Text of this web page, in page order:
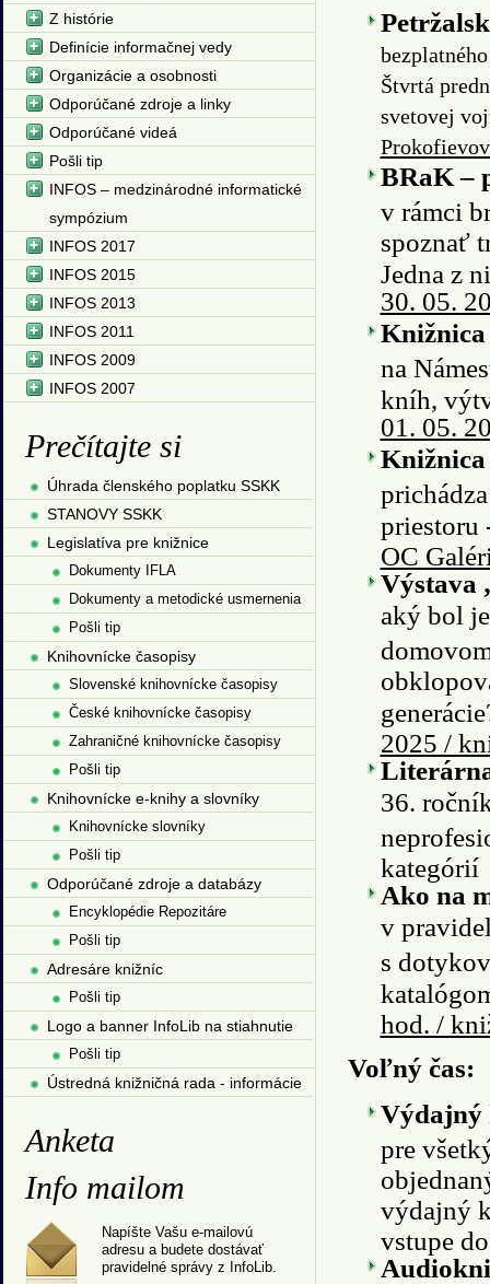
Štvrtá
svetovej
BRaK –
v rámci
spoznať
Jedna z
30. 05.
na
kníh,
01. 05.
OC
Výstava
aký bol
2025 /
36.
kategórií
Ako na
v
s
hod. /
Voľný čas:
Výdajný
pre
výdajný
vstupe
Z histórie
Definície informačnej vedy
Organizácie a osobnosti
Odporúčané zdroje a linky
Odporúčané videá
Pošli tip
INFOS – medzinárodné informatické
sympózium
INFOS 2017
INFOS 2015
INFOS 2013
INFOS 2011
INFOS 2009
INFOS 2007
Prečítajte si
Úhrada členského poplatku SSKK
STANOVY SSKK
Legislatíva pre knižnice
Dokumenty IFLA
Dokumenty a metodické usmernenia
Pošli tip
Knihovnícke časopisy
Slovenské knihovnícke časopisy
České knihovnícke časopisy
Zahraničné knihovnícke časopisy
Pošli tip
Knihovnícke e-knihy a slovníky
Knihovnícke slovníky
Pošli tip
Odporúčané zdroje a databázy
Encyklopédie Repozitáre
Pošli tip
Adresáre knižníc
Pošli tip
Logo a banner InfoLib na stiahnutie
Pošli tip
Ústredná knižničná rada - informácie
Anketa
Info mailom
Napíšte Vašu e-mailovú
adresu a budete dostávať
pravidelné správy z InfoLib.